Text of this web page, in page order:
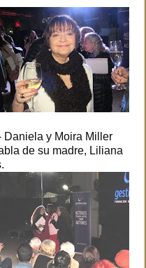
Daniela y Moira Miller
de su madre, Liliana